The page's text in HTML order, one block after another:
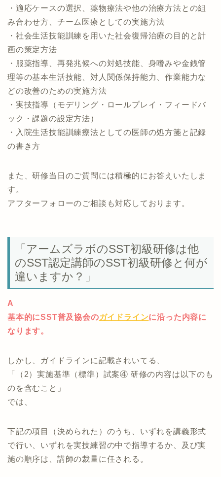
・適応ケースの選択、薬物療法や他の治療方法との組
み合わせ方、チーム医療としての実施方法
・社会生活技能訓練を用いた社会復帰治療の目的と計
画の策定方法
・服薬指導、再発兆候への対処技能、身嗜みや金銭管
理等の基本生活技能、対人関係保持能力、作業能力な
どの改善のための実施方法
・実技指導（モデリング・ロールプレイ・フィードバ
ック・課題の設定方法）
・入院生活技能訓練療法としての医師の処方箋と記録
の書き方
また、研修当日のご質問には積極的にお答えいたしま
す。
アフターフォローのご相談も対応しております。
「アームズラボのSST初級研修は他
のSST認定講師のSST初級研修と何が
違いますか？」
A
基本的にSST普及協会のガイドラインに沿った内容に
なります。
しかし、ガイドラインに記載されいてる、
「（2）実施基準（標準）試案④ 研修の内容は以下のも
のを含むこと」
では、
下記の項目（決められた）のうち、いずれを講義形式
で行い、いずれを実技練習の中で指導するか、及び実
施の順序は、講師の裁量に任される。